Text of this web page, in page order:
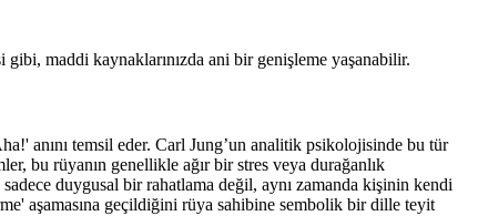
maddi kaynaklarınızda ani bir genişleme yaşanabilir.
anını temsil eder. Carl Jung’un analitik psikolojisinde bu tür
bu rüyanın genellikle ağır bir stres veya durağanlık
duygusal bir rahatlama değil, aynı zamanda kişinin kendi
aşamasına geçildiğini rüya sahibine sembolik bir dille teyit